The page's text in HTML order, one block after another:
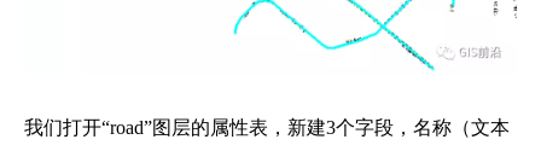
我们打开“road”图层的属性表，新建3个字段，名称（文本